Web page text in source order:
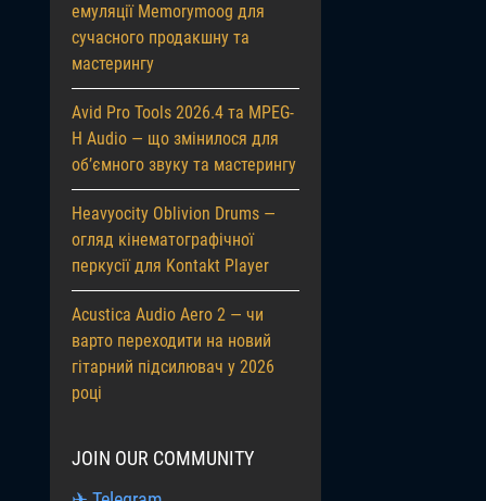
емуляції Memorymoog для
сучасного продакшну та
мастерингу
Avid Pro Tools 2026.4 та MPEG-
H Audio — що змінилося для
об’ємного звуку та мастерингу
Heavyocity Oblivion Drums —
огляд кінематографічної
перкусії для Kontakt Player
Acustica Audio Aero 2 — чи
варто переходити на новий
гітарний підсилювач у 2026
році
JOIN OUR COMMUNITY